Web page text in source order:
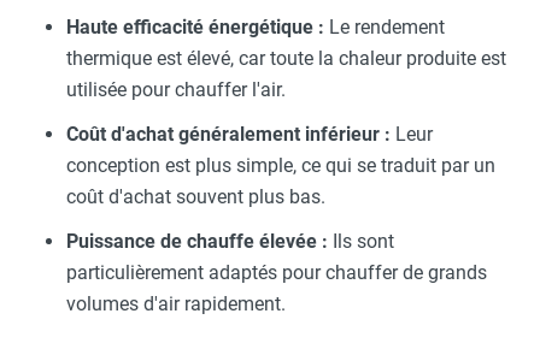
Haute efficacité énergétique : Le rendement
thermique est élevé, car toute la chaleur produite est
utilisée pour chauffer l'air.
Coût d'achat généralement inférieur : Leur
conception est plus simple, ce qui se traduit par un
coût d'achat souvent plus bas.
Puissance de chauffe élevée : Ils sont
particulièrement adaptés pour chauffer de grands
volumes d'air rapidement.